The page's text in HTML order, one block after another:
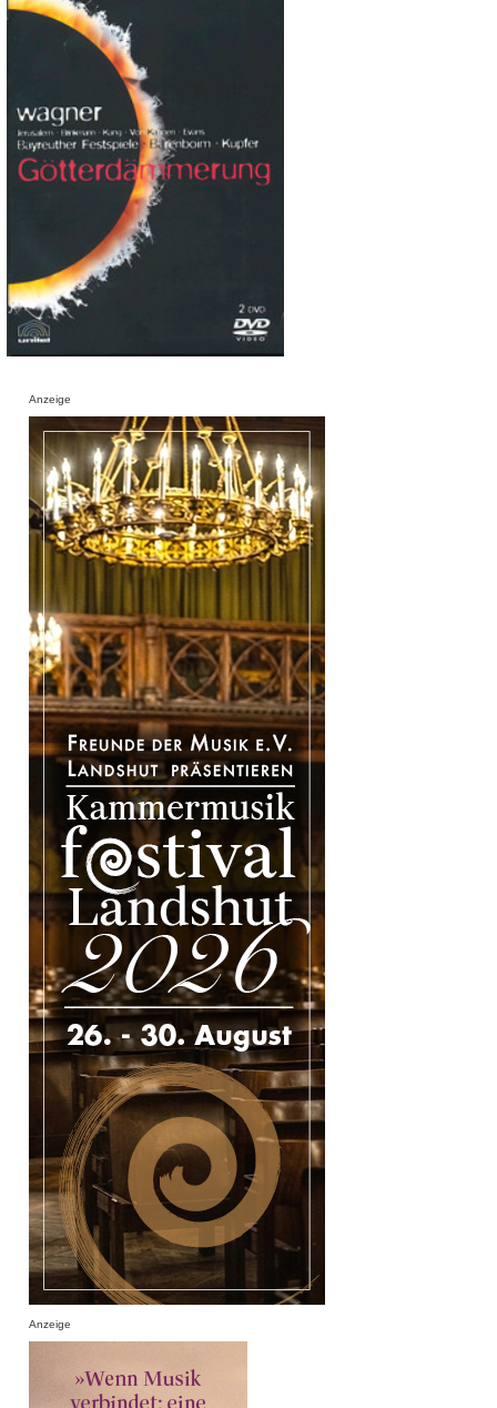
Anzeige
Anzeige